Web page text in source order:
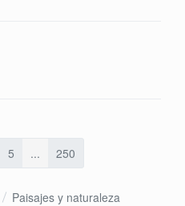
5 ... 250
Paisajes y naturaleza